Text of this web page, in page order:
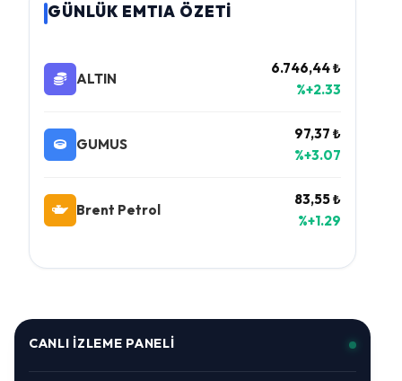
GÜNLÜK EMTIA ÖZETİ
ALTIN
6.746,44 ₺
%+2.33
GUMUS
97,37 ₺
%+3.07
Brent Petrol
83,55 ₺
%+1.29
CANLI İZLEME PANELI